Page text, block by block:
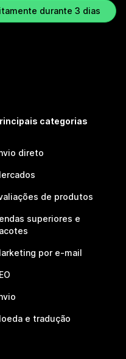
durante 3 dias
categorias
direto
de produtos
superiores e
por e-mail
e tradução